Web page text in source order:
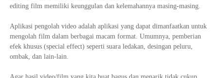
editing film memiliki keunggulan dan kelemahannya masing-masing.
Aplikasi pengolah video adalah aplikasi yang dapat dimanfaatkan untuk
mengolah film dalam berbagai macam format. Umumnya, pemberian
efek khusus (special effect) seperti suara ledakan, desingan peluru,
ombak, dan lain-lain.